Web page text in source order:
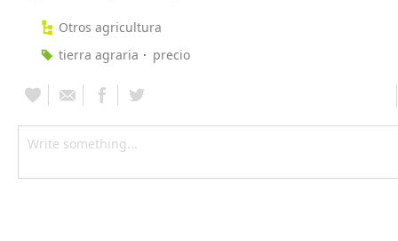
Otros agricultura
tierra agraria
precio